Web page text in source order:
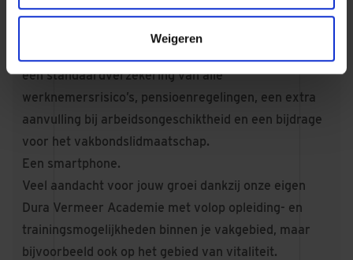
Weigeren
38 verlofdagen om lekker op te laden conform CAO
een standaardverzekering van alle
werknemersrisico’s, pensioenregelingen, een extra
aanvulling bij arbeidsongeschiktheid en een bijdrage
voor het vakbondslidmaatschap.
Een smartphone.
Veel aandacht voor jouw groei dankzij onze eigen
Dura Vermeer Academie met volop opleiding- en
trainingsmogelijkheden binnen je vakgebied, maar
bijvoorbeeld ook op het gebied van vitaliteit.